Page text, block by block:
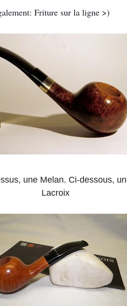
Friture sur la ligne >)
une Melan. Ci-dessous,
Lacroix